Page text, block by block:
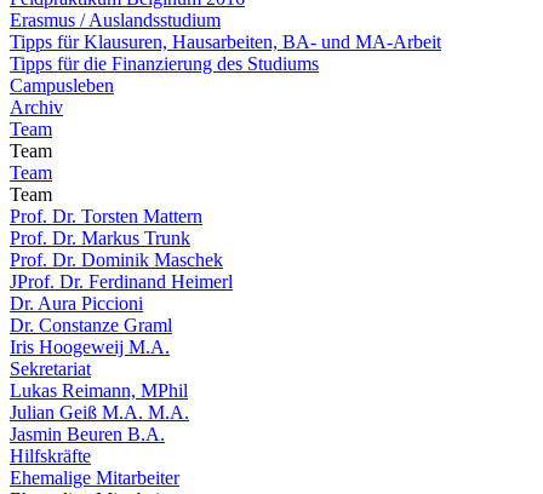
Erasmus / Auslandsstudium
Tipps für Klausuren, Hausarbeiten, BA- und MA-Arbeit
Tipps für die Finanzierung des Studiums
Campusleben
Archiv
Team
Team
Team
Team
Prof. Dr. Torsten Mattern
Prof. Dr. Markus Trunk
Prof. Dr. Dominik Maschek
JProf. Dr. Ferdinand Heimerl
Dr. Aura Piccioni
Dr. Constanze Graml
Iris Hoogeweij M.A.
Sekretariat
Lukas Reimann, MPhil
Julian Geiß M.A. M.A.
Jasmin Beuren B.A.
Hilfskräfte
Ehemalige Mitarbeiter